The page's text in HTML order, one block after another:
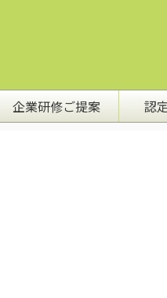
企業研修ご提案 認